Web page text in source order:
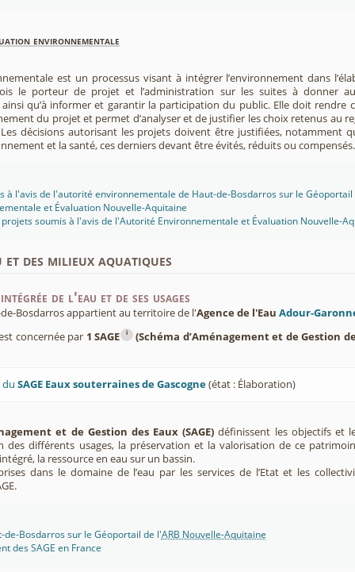
environnementale
est un processus visant à intégrer l’environnement dans
le porteur de projet et l’administration sur les suites à donner
qu’à informer et garantir la participation du public. Elle doit rendre
du projet et permet d’analyser et de justifier les choix retenus au
décisions autorisant les projets doivent être justifiées, notamment
et la santé, ces derniers devant être évités, réduits ou compensés.
à l'avis de l'autorité environnementale de Haut-de-Bosdarros sur le Géoportail
et Évaluation Nouvelle-Aquitaine
soumis à l'avis de l'Autorité Environnementale et Évaluation Nouvelle-
des milieux aquatiques
de l'eau et de ses usages
Bosdarros appartient au territoire de l'Agence de l'Eau Adour-
concernée par 1 SAGE i (Schéma d’Aménagement et de Gestion
duSAGE Eaux souterraines de Gascogne(état : Élaboration)
et de Gestion des Eaux (SAGE) définissent les objectifs et
des différents usages, la préservation et la valorisation de ce
la ressource en eau sur un bassin.
dans le domaine de l’eau par les services de l’Etat et les
de-Bosdarros sur le Géoportail de l'ARB Nouvelle-Aquitaine
des SAGE en France